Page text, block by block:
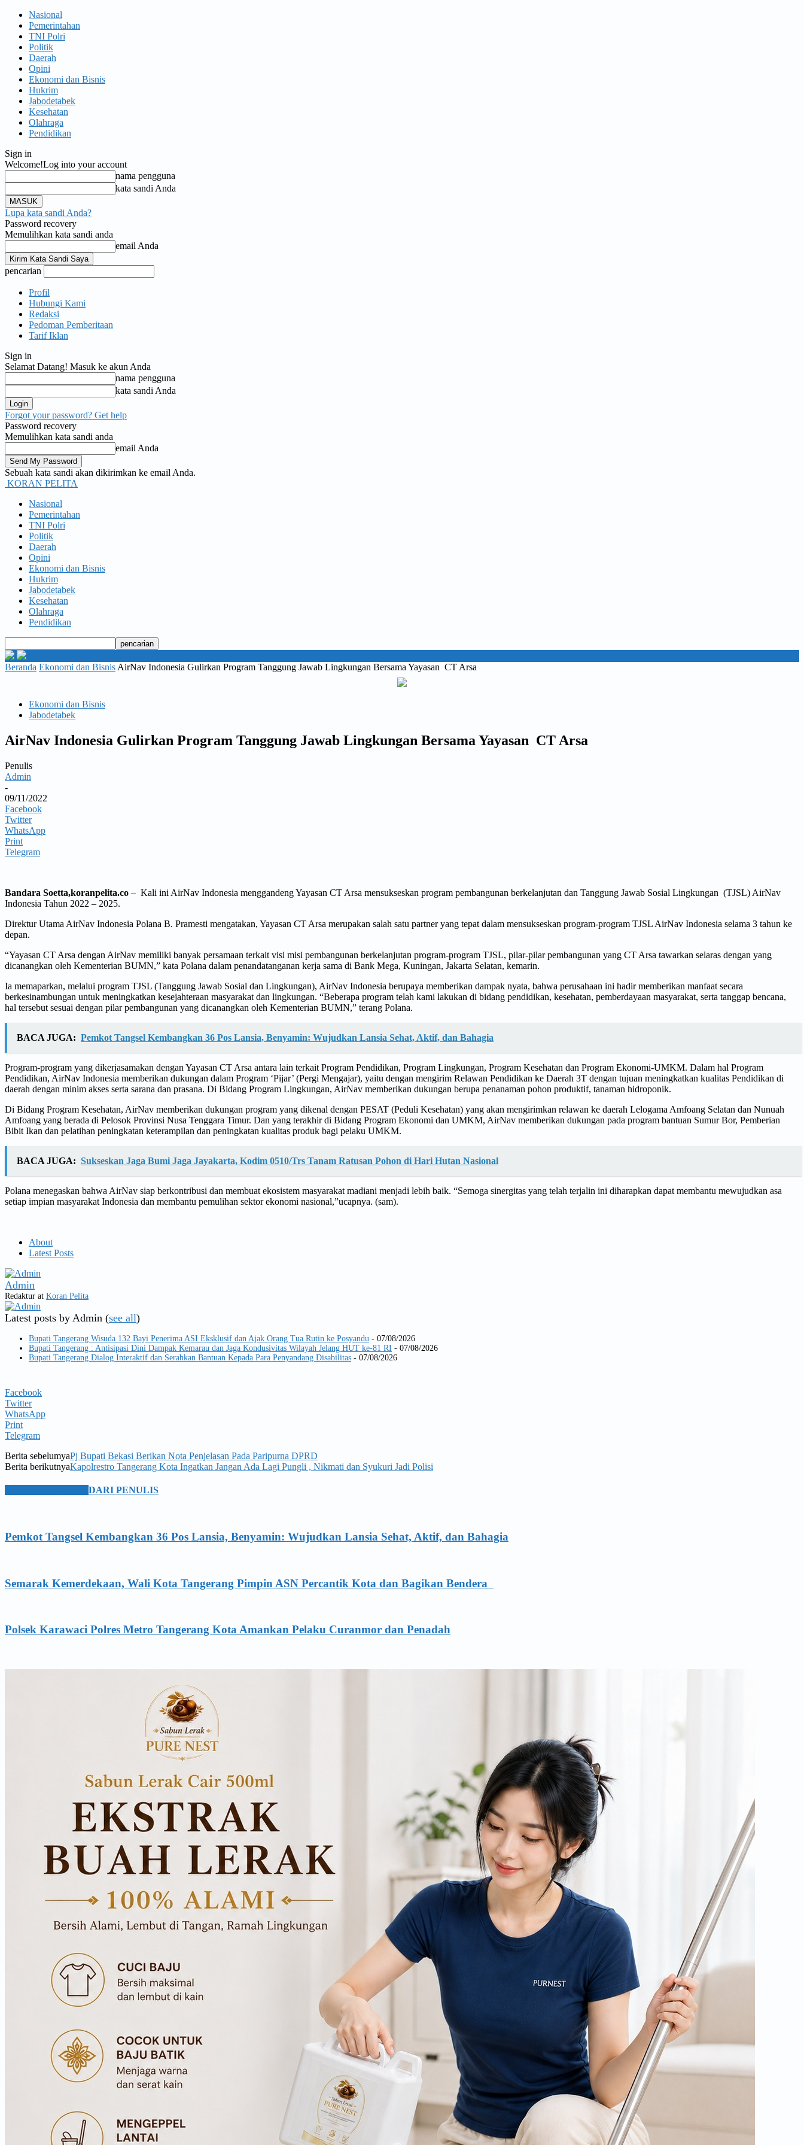
Nasional
Pemerintahan
TNI Polri
Politik
Daerah
Opini
Ekonomi dan Bisnis
Hukrim
Jabodetabek
Kesehatan
Olahraga
Pendidikan
Sign in
Welcome!Log into your account
nama pengguna
kata sandi Anda
Lupa kata sandi Anda?
Password recovery
Memulihkan kata sandi anda
email Anda
pencarian
Profil
Hubungi Kami
Redaksi
Pedoman Pemberitaan
Tarif Iklan
Sign in
Selamat Datang! Masuk ke akun Anda
nama pengguna
kata sandi Anda
Forgot your password? Get help
Password recovery
Memulihkan kata sandi anda
email Anda
Sebuah kata sandi akan dikirimkan ke email Anda.
KORAN PELITA
Nasional
Pemerintahan
TNI Polri
Politik
Daerah
Opini
Ekonomi dan Bisnis
Hukrim
Jabodetabek
Kesehatan
Olahraga
Pendidikan
Beranda Ekonomi dan Bisnis AirNav Indonesia Gulirkan Program Tanggung Jawab Lingkungan Bersama Yayasan CT Arsa
Ekonomi dan Bisnis
Jabodetabek
AirNav Indonesia Gulirkan Program Tanggung Jawab Lingkungan Bersama Yayasan CT Arsa
Penulis
Admin
-
09/11/2022
Facebook
Twitter
WhatsApp
Print
Telegram
Bandara Soetta,koranpelita.co – Kali ini AirNav Indonesia menggandeng Yayasan CT Arsa mensukseskan program pembangunan berkelanjutan dan Tanggung Jawab Sosial Lingkungan (TJSL) AirNav
Indonesia Tahun 2022 – 2025.
Direktur Utama AirNav Indonesia Polana B. Pramesti mengatakan, Yayasan CT Arsa merupakan salah satu partner yang tepat dalam mensukseskan program-program TJSL AirNav Indonesia selama 3 tahun ke
depan.
“Yayasan CT Arsa dengan AirNav memiliki banyak persamaan terkait visi misi pembangunan berkelanjutan program-program TJSL, pilar-pilar pembangunan yang CT Arsa tawarkan selaras dengan yang
dicanangkan oleh Kementerian BUMN,” kata Polana dalam penandatanganan kerja sama di Bank Mega, Kuningan, Jakarta Selatan, kemarin.
Ia memaparkan, melalui program TJSL (Tanggung Jawab Sosial dan Lingkungan), AirNav Indonesia berupaya memberikan dampak nyata, bahwa perusahaan ini hadir memberikan manfaat secara
berkesinambungan untuk meningkatkan kesejahteraan masyarakat dan lingkungan. “Beberapa program telah kami lakukan di bidang pendidikan, kesehatan, pemberdayaan masyarakat, serta tanggap bencana,
hal tersebut sesuai dengan pilar pembangunan yang dicanangkan oleh Kementerian BUMN,” terang Polana.
BACA JUGA: Pemkot Tangsel Kembangkan 36 Pos Lansia, Benyamin: Wujudkan Lansia Sehat, Aktif, dan Bahagia
Program-program yang dikerjasamakan dengan Yayasan CT Arsa antara lain terkait Program Pendidikan, Program Lingkungan, Program Kesehatan dan Program Ekonomi-UMKM. Dalam hal Program
Pendidikan, AirNav Indonesia memberikan dukungan dalam Program ‘Pijar’ (Pergi Mengajar), yaitu dengan mengirim Relawan Pendidikan ke Daerah 3T dengan tujuan meningkatkan kualitas Pendidikan di
daerah dengan minim akses serta sarana dan prasana. Di Bidang Program Lingkungan, AirNav memberikan dukungan berupa penanaman pohon produktif, tanaman hidroponik.
Di Bidang Program Kesehatan, AirNav memberikan dukungan program yang dikenal dengan PESAT (Peduli Kesehatan) yang akan mengirimkan relawan ke daerah Lelogama Amfoang Selatan dan Nunuah
Amfoang yang berada di Pelosok Provinsi Nusa Tenggara Timur. Dan yang terakhir di Bidang Program Ekonomi dan UMKM, AirNav memberikan dukungan pada program bantuan Sumur Bor, Pemberian
Bibit Ikan dan pelatihan peningkatan keterampilan dan peningkatan kualitas produk bagi pelaku UMKM.
BACA JUGA: Sukseskan Jaga Bumi Jaga Jayakarta, Kodim 0510/Trs Tanam Ratusan Pohon di Hari Hutan Nasional
Polana menegaskan bahwa AirNav siap berkontribusi dan membuat ekosistem masyarakat madiani menjadi lebih baik. “Semoga sinergitas yang telah terjalin ini diharapkan dapat membantu mewujudkan asa
setiap impian masyarakat Indonesia dan membantu pemulihan sektor ekonomi nasional,”ucapnya. (sam).
About
Latest Posts
Admin
Redaktur at Koran Pelita
Latest posts by Admin (see all)
Bupati Tangerang Wisuda 132 Bayi Penerima ASI Eksklusif dan Ajak Orang Tua Rutin ke Posyandu - 07/08/2026
Bupati Tangerang : Antisipasi Dini Dampak Kemarau dan Jaga Kondusivitas Wilayah Jelang HUT ke-81 RI - 07/08/2026
Bupati Tangerang Dialog Interaktif dan Serahkan Bantuan Kepada Para Penyandang Disabilitas - 07/08/2026
Facebook
Twitter
WhatsApp
Print
Telegram
Berita sebelumyaPj Bupati Bekasi Berikan Nota Penjelasan Pada Paripurna DPRD
Berita berikutnyaKapolrestro Tangerang Kota Ingatkan Jangan Ada Lagi Pungli , Nikmati dan Syukuri Jadi Polisi
DARI PENULIS
Pemkot Tangsel Kembangkan 36 Pos Lansia, Benyamin: Wujudkan Lansia Sehat, Aktif, dan Bahagia
Semarak Kemerdekaan, Wali Kota Tangerang Pimpin ASN Percantik Kota dan Bagikan Bendera
Polsek Karawaci Polres Metro Tangerang Kota Amankan Pelaku Curanmor dan Penadah